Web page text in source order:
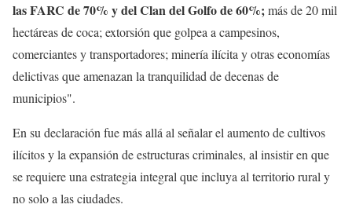
las FARC de 70% y del Clan del Golfo de 60%;más de 20 mil
hectáreas de coca; extorsión que golpea a campesinos,
comerciantes y transportadores; minería ilícita y otras economías
delictivas que amenazan la tranquilidad de decenas de
municipios".
En su declaración fue más allá al señalar el aumento de cultivos
ilícitos y la expansión de estructuras criminales, al insistir en que
se requiere una estrategia integral que incluya al territorio rural y
no solo a las ciudades.